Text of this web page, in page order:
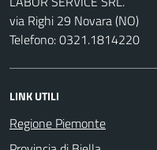
via Righi 29 Novara (NO)
Telefono: 0321.1814220
LINK UTILI
Regione Piemonte